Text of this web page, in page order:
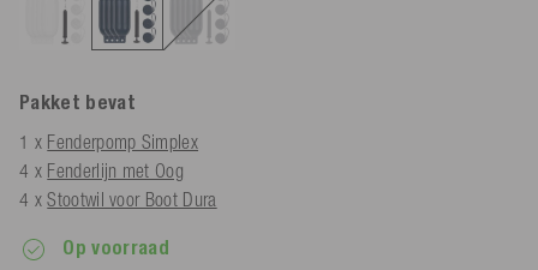
Pakket bevat
1 x Fenderpomp Simplex
4 x Fenderlijn met Oog
4 xStootwil voor Boot Dura
Op voorraad